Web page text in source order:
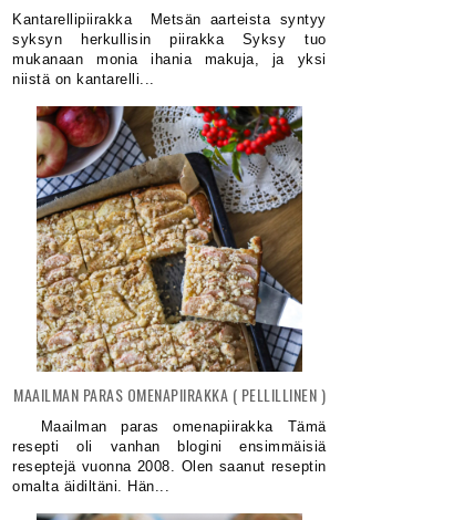
Kantarellipiirakka Metsän aarteista syntyy
syksyn herkullisin piirakka Syksy tuo
mukanaan monia ihania makuja, ja yksi
niistä on kantarelli...
MAAILMAN PARAS OMENAPIIRAKKA ( PELLILLINEN )
Maailman paras omenapiirakka Tämä
resepti oli vanhan blogini ensimmäisiä
reseptejä vuonna 2008. Olen saanut reseptin
omalta äidiltäni. Hän...